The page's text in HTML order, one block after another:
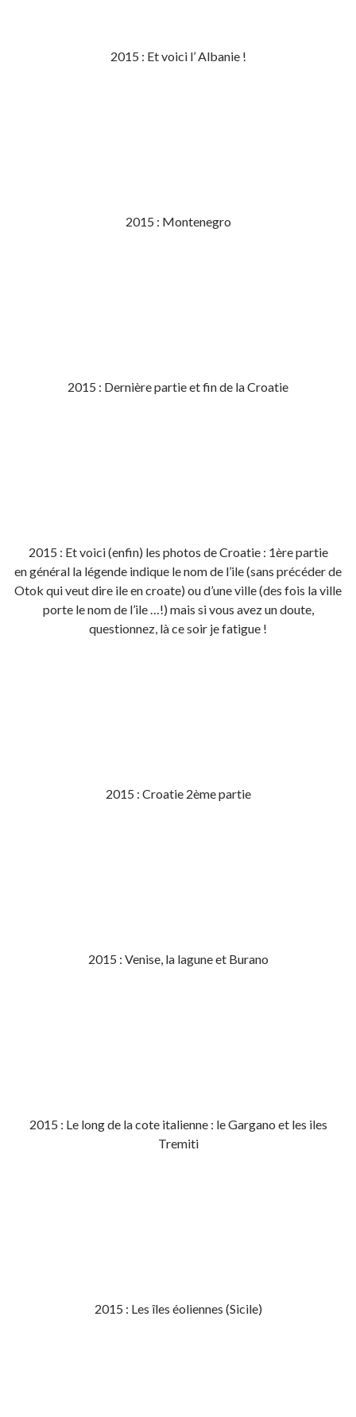
2015 : Et voici l’ Albanie !
2015 : Montenegro
2015 : Dernière partie et fin de la Croatie
2015 : Et voici (enfin) les photos de Croatie : 1ère partie
en général la légende indique le nom de l’ile (sans précéder de
Otok qui veut dire ile en croate) ou d’une ville (des fois la ville
porte le nom de l’ile …!) mais si vous avez un doute,
questionnez, là ce soir je fatigue !
2015 : Croatie 2ème partie
2015 : Venise, la lagune et Burano
2015 : Le long de la cote italienne : le Gargano et les iles
Tremiti
2015 : Les îles éoliennes (Sicile)